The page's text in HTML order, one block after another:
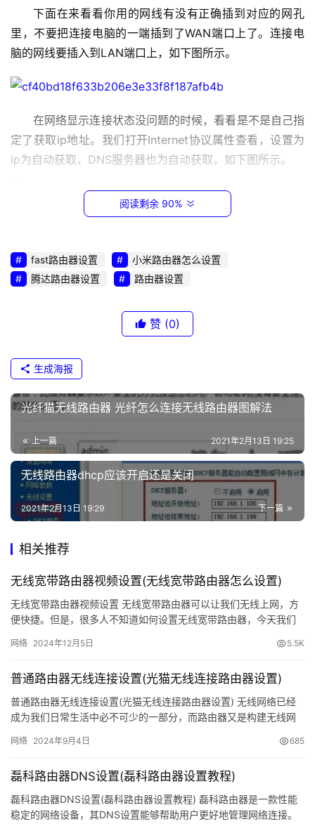
8
.
.
1
9
.
1
l
o
g
c
路
器
设
置
常
见
题
路
由
密
码
路
下面在来看看你用的网线有没有正确插到对应的网孔
里，不要把连接电脑的一端插到了WAN端口上了。连接电
脑的网线要插入到LAN端口上，如下图所示。
在网络显示连接状态没问题的时候，看看是不是自己指
定了获取ip地址。我们打开Internet协议属性查看，设置为
ip为自动获取，DNS服务器也为自动获取，如下图所示。
您的电脑的IP是否和路由器LAN口一个网段。例如，路
由器管理地址是192.168.1.1，子网掩码：255.255.255.0，
看。在所有的路由器后面都有一个reset重置按钮。按下10
秒种以后，路由器就可以进行恢复出厂设置了。具体的可以
查看说明书。如下图所示。
恢复出厂后输入路由器地址，然后输入路由器[帐号][密
账号admin
主要设置之一]
方式一：通过[设置向导]进行拨号设置
选择ADSL虚拟拨号
输入上网帐号、上网口令(密码）
阅读剩余 90%
fast路由器设置
小米路由器怎么设置
腾达路由器设置
路由器设置
赞 (0)
生成海报
光纤猫无线路由器 光纤怎么连接无线路由器图解法
上一篇 2021年2月13日 19:25
无线路由器dhcp应该开启还是关闭
下一篇
2021年2月13日 19:29
相关推荐
无线宽带路由器视频设置(无线宽带路由器怎么设置)
无线宽带路由器视频设置 无线宽带路由器可以让我们无线上网，方
便快捷。但是，很多人不知道如何设置无线宽带路由器，今天我们
首…
网络 2024年12月5日 5.5K
普通路由器无线连接设置(光猫无线连接路由器设置)
普通路由器无线连接设置(光猫无线连接路由器设置) 无线网络已经
成为我们日常生活中必不可少的一部分，而路由器又是构建无线网
无…
网络 2024年9月4日 685
磊科路由器DNS设置(磊科路由器设置教程)
磊科路由器DNS设置(磊科路由器设置教程) 磊科路由器是一款性能
稳定的网络设备，其DNS设置能够帮助用户更好地管理网络连接。